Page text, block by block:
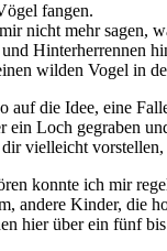
fangen.
nicht mehr sagen,
und Hinterherrennen
wilden Vogel in
auf die Idee, eine
ein Loch gegraben
vielleicht
konnte ich mir
andere Kinder, die
hier über ein fünf